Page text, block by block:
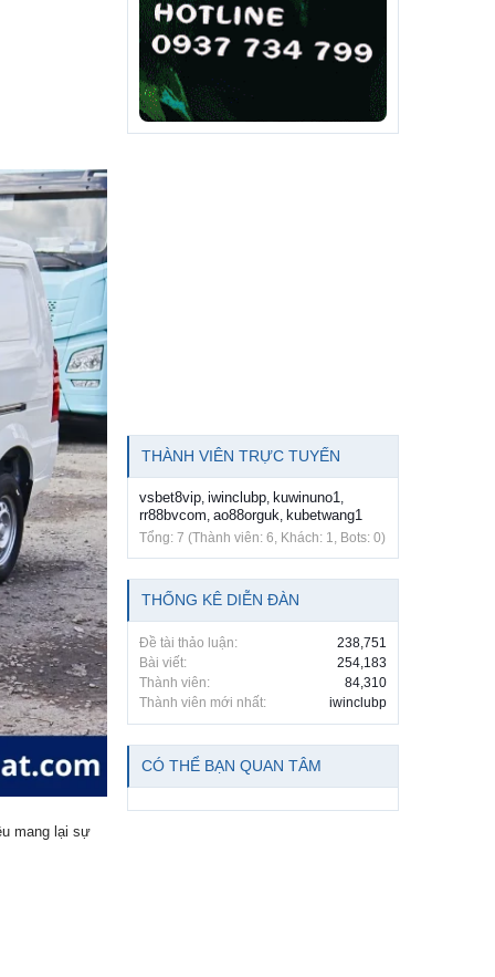
mang lại sự
THÀNH VIÊN TRỰC TUYẾN
vsbet8vip, iwinclubp, kuwinuno1,
rr88bvcom, ao88orguk, kubetwang1
Tổng: 7 (Thành viên: 6, Khách: 1, Bots: 0)
THỐNG KÊ DIỄN ĐÀN
Đề tài thảo luận:
238,751
Bài viết:
254,183
Thành viên:
84,310
Thành viên mới nhất:
iwinclubp
CÓ THỂ BẠN QUAN TÂM